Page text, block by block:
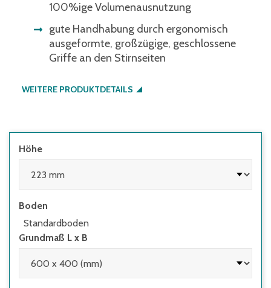
100%ige Volumenausnutzung
gute Handhabung durch ergonomisch
ausgeformte, großzügige, geschlossene
Griffe an den Stirnseiten
WEITERE PRODUKTDETAILS
Höhe
Boden
Standardboden
Grundmaß L x B